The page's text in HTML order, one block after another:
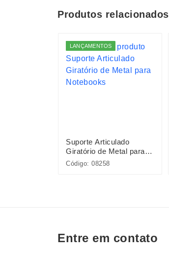
Produtos relacionados
LANÇAMENTOS
Suporte Articulado
Giratório de Metal para
Notebooks
Código: 08258
Entre em contato